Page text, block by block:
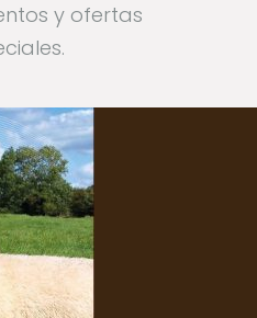
y ofertas